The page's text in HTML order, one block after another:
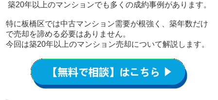
築20年以上のマンションでも多くの成約事例があります。
特に板橋区では中古マンション需要が根強く、築年数だけ
で売却を諦める必要はありません。
今回は築20年以上のマンション売却について解説します。